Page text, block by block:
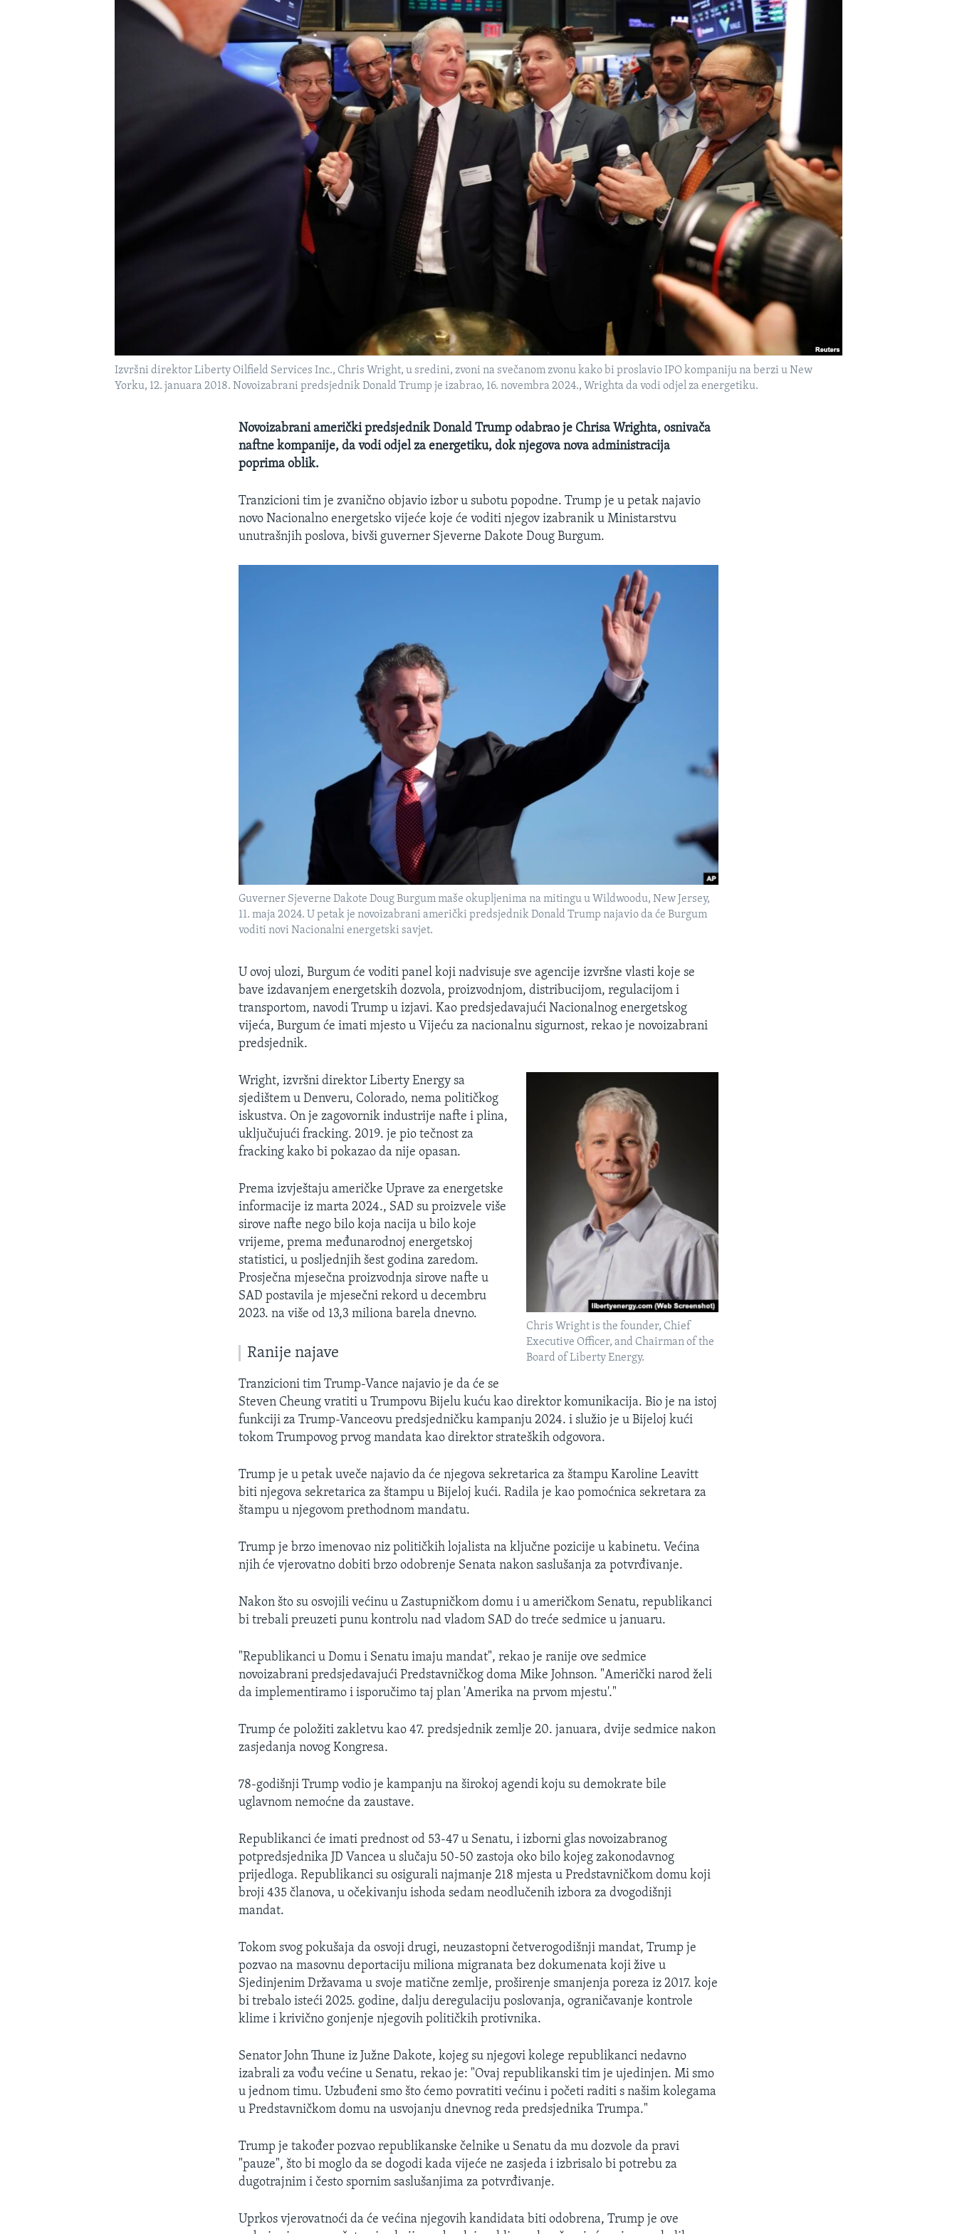
Izvršni direktor Liberty Oilfield Services Inc., Chris Wright, u sredini, zvoni na svečanom zvonu kako bi proslavio IPO kompaniju na berzi u New
Yorku, 12. januara 2018. Novoizabrani predsjednik Donald Trump je izabrao, 16. novembra 2024., Wrighta da vodi odjel za energetiku.
Novoizabrani američki predsjednik Donald Trump odabrao je Chrisa Wrighta, osnivača
naftne kompanije, da vodi odjel za energetiku, dok njegova nova administracija
poprima oblik.
Tranzicioni tim je zvanično objavio izbor u subotu popodne. Trump je u petak najavio
novo Nacionalno energetsko vijeće koje će voditi njegov izabranik u Ministarstvu
unutrašnjih poslova, bivši guverner Sjeverne Dakote Doug Burgum.
Guverner Sjeverne Dakote Doug Burgum maše okupljenima na mitingu u Wildwoodu, New Jersey,
11. maja 2024. U petak je novoizabrani američki predsjednik Donald Trump najavio da će Burgum
voditi novi Nacionalni energetski savjet.
U ovoj ulozi, Burgum će voditi panel koji nadvisuje sve agencije izvršne vlasti koje se
bave izdavanjem energetskih dozvola, proizvodnjom, distribucijom, regulacijom i
transportom, navodi Trump u izjavi. Kao predsjedavajući Nacionalnog energetskog
vijeća, Burgum će imati mjesto u Vijeću za nacionalnu sigurnost, rekao je novoizabrani
predsjednik.
Chris Wright is the founder, Chief
Executive Officer, and Chairman of the
Board of Liberty Energy.
Wright, izvršni direktor Liberty Energy sa
sjedištem u Denveru, Colorado, nema političkog
iskustva. On je zagovornik industrije nafte i plina,
uključujući fracking. 2019. je pio tečnost za
fracking kako bi pokazao da nije opasan.
Prema izvještaju američke Uprave za energetske
informacije iz marta 2024., SAD su proizvele više
sirove nafte nego bilo koja nacija u bilo koje
vrijeme, prema međunarodnoj energetskoj
statistici, u posljednjih šest godina zaredom.
Prosječna mjesečna proizvodnja sirove nafte u
SAD postavila je mjesečni rekord u decembru
2023. na više od 13,3 miliona barela dnevno.
Ranije najave
Tranzicioni tim Trump-Vance najavio je da će se
Steven Cheung vratiti u Trumpovu Bijelu kuću kao direktor komunikacija. Bio je na istoj
funkciji za Trump-Vanceovu predsjedničku kampanju 2024. i služio je u Bijeloj kući
tokom Trumpovog prvog mandata kao direktor strateških odgovora.
Trump je u petak uveče najavio da će njegova sekretarica za štampu Karoline Leavitt
biti njegova sekretarica za štampu u Bijeloj kući. Radila je kao pomoćnica sekretara za
štampu u njegovom prethodnom mandatu.
Trump je brzo imenovao niz političkih lojalista na ključne pozicije u kabinetu. Većina
njih će vjerovatno dobiti brzo odobrenje Senata nakon saslušanja za potvrđivanje.
Nakon što su osvojili većinu u Zastupničkom domu i u američkom Senatu, republikanci
bi trebali preuzeti punu kontrolu nad vladom SAD do treće sedmice u januaru.
"Republikanci u Domu i Senatu imaju mandat", rekao je ranije ove sedmice
novoizabrani predsjedavajući Predstavničkog doma Mike Johnson. "Američki narod želi
da implementiramo i isporučimo taj plan 'Amerika na prvom mjestu'."
Trump će položiti zakletvu kao 47. predsjednik zemlje 20. januara, dvije sedmice nakon
zasjedanja novog Kongresa.
78-godišnji Trump vodio je kampanju na širokoj agendi koju su demokrate bile
uglavnom nemoćne da zaustave.
Republikanci će imati prednost od 53-47 u Senatu, i izborni glas novoizabranog
potpredsjednika JD Vancea u slučaju 50-50 zastoja oko bilo kojeg zakonodavnog
prijedloga. Republikanci su osigurali najmanje 218 mjesta u Predstavničkom domu koji
broji 435 članova, u očekivanju ishoda sedam neodlučenih izbora za dvogodišnji
mandat.
Tokom svog pokušaja da osvoji drugi, neuzastopni četverogodišnji mandat, Trump je
pozvao na masovnu deportaciju miliona migranata bez dokumenata koji žive u
Sjedinjenim Državama u svoje matične zemlje, proširenje smanjenja poreza iz 2017. koje
bi trebalo isteći 2025. godine, dalju deregulaciju poslovanja, ograničavanje kontrole
klime i krivično gonjenje njegovih političkih protivnika.
Senator John Thune iz Južne Dakote, kojeg su njegovi kolege republikanci nedavno
izabrali za vođu većine u Senatu, rekao je: "Ovaj republikanski tim je ujedinjen. Mi smo
u jednom timu. Uzbuđeni smo što ćemo povratiti većinu i početi raditi s našim kolegama
u Predstavničkom domu na usvojanju dnevnog reda predsjednika Trumpa."
Trump je također pozvao republikanske čelnike u Senatu da mu dozvole da pravi
"pauze", što bi moglo da se dogodi kada vijeće ne zasjeda i izbrisalo bi potrebu za
dugotrajnim i često spornim saslušanjima za potvrđivanje.
Uprkos vjerovatnoći da će većina njegovih kandidata biti odobrena, Trump je ove